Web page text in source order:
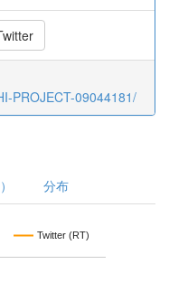
PROJECT-09044181/
分布
Twitter (RT)